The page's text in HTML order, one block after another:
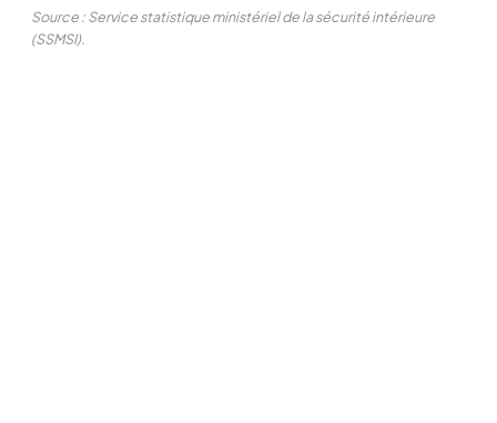
Source : Service statistique ministériel de la sécurité intérieure
(SSMSI).